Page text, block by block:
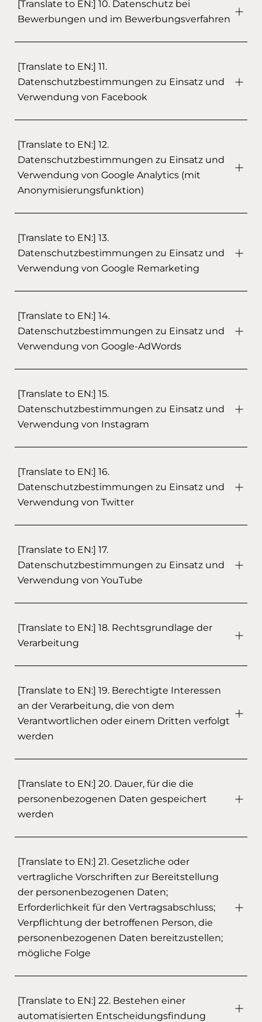
[Translate to EN:] 10. Datenschutz bei
Bewerbungen und im Bewerbungsverfahren
[Translate to EN:] 11.
Datenschutzbestimmungen zu Einsatz und
Verwendung von Facebook
[Translate to EN:] 12.
Datenschutzbestimmungen zu Einsatz und
Verwendung von Google Analytics (mit
Anonymisierungsfunktion)
[Translate to EN:] 13.
Datenschutzbestimmungen zu Einsatz und
Verwendung von Google Remarketing
[Translate to EN:] 14.
Datenschutzbestimmungen zu Einsatz und
Verwendung von Google-AdWords
[Translate to EN:] 15.
Datenschutzbestimmungen zu Einsatz und
Verwendung von Instagram
[Translate to EN:] 16.
Datenschutzbestimmungen zu Einsatz und
Verwendung von Twitter
[Translate to EN:] 17.
Datenschutzbestimmungen zu Einsatz und
Verwendung von YouTube
[Translate to EN:] 18. Rechtsgrundlage der
Verarbeitung
[Translate to EN:] 19. Berechtigte Interessen
an der Verarbeitung, die von dem
Verantwortlichen oder einem Dritten verfolgt
werden
[Translate to EN:] 20. Dauer, für die die
personenbezogenen Daten gespeichert
werden
[Translate to EN:] 21. Gesetzliche oder
vertragliche Vorschriften zur Bereitstellung
der personenbezogenen Daten;
Erforderlichkeit für den Vertragsabschluss;
Verpflichtung der betroffenen Person, die
personenbezogenen Daten bereitzustellen;
mögliche Folge
[Translate to EN:] 22. Bestehen einer
automatisierten Entscheidungsfindung